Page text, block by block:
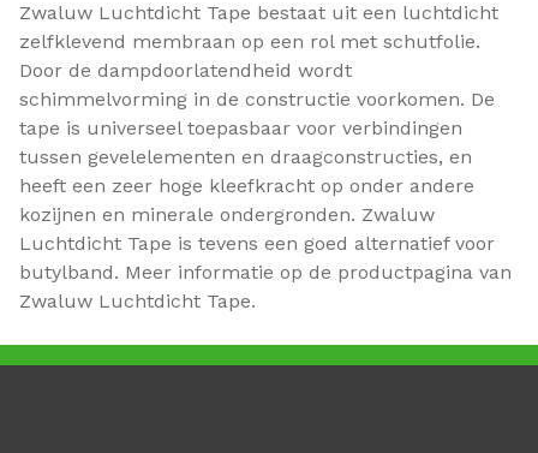
Zwaluw Luchtdicht Tape bestaat uit een luchtdicht
zelfklevend membraan op een rol met schutfolie.
Door de dampdoorlatendheid wordt
schimmelvorming in de constructie voorkomen. De
tape is universeel toepasbaar voor verbindingen
tussen gevelelementen en draagconstructies, en
heeft een zeer hoge kleefkracht op onder andere
kozijnen en minerale ondergronden. Zwaluw
Luchtdicht Tape is tevens een goed alternatief voor
butylband. Meer informatie op de productpagina van
Zwaluw Luchtdicht Tape.